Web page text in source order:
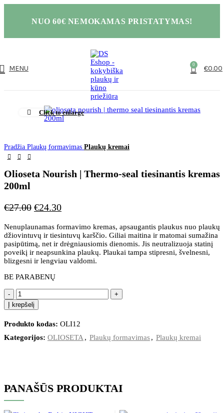
NUO 60€ NEMOKAMAS PRISTATYMAS!
MENU 0 €0.00
Click to enlarge
Pradžia Plaukų formavimas Plaukų kremai
Olioseta Nourish | Thermo-seal tiesinantis kremas
200ml
€27.00 €24.30
Nenuplaunamas formavimo kremas, apsaugantis plaukus nuo plaukų
džiovintuvų ir tiesintuvų karščio. Giliai maitina ir matomai sumažina
pasipūtimą, net ir drėgniausiomis dienomis. Jis neutralizuoja statinį
poveikį ir neapsunkina plaukų. Plaukai tampa stipresni, švelnesni,
blizgesni ir lengviau valdomi.
BE PARABENŲ
Į krepšelį
Produkto kodas: OLI12
Kategorijos: OLIOSETA, Plaukų formavimas, Plaukų kremai
PANAŠŪS PRODUKTAI